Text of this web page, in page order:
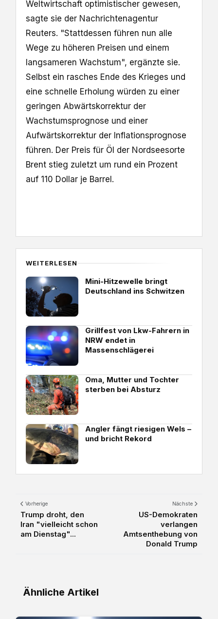
Weltwirtschaft optimistischer gewesen,
sagte sie der Nachrichtenagentur
‌Reuters. "Stattdessen führen nun alle
Wege zu höheren Preisen und ​einem
langsameren Wachstum", ergänzte sie.
Selbst ein rasches Ende des Krieges und
eine schnelle Erholung würden zu einer
geringen Abwärtskorrektur der
Wachstumsprognose und einer
Aufwärtskorrektur der Inflationsprognose
führen. Der Preis für ‌Öl der Nordseesorte
Brent stieg zuletzt um rund ein Prozent
auf 110 Dollar je Barrel.
WEITERLESEN
Mini-Hitzewelle bringt
Deutschland ins Schwitzen
Grillfest von Lkw-Fahrern in
NRW endet in
Massenschlägerei
Oma, Mutter und Tochter
sterben bei Absturz
Angler fängt riesigen Wels –
und bricht Rekord
Vorherige
Trump droht, den
Iran "vielleicht schon
am Dienstag"...
Nächste
US-Demokraten
verlangen
Amtsenthebung von
Donald Trump
Ähnliche Artikel